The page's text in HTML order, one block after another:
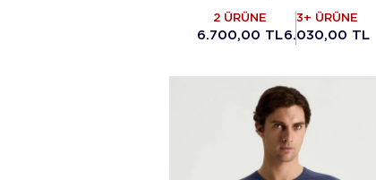
2 ÜRÜNE
6.700,00 TL
3+ ÜRÜNE
6.030,00 TL